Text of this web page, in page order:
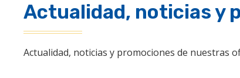
Actualidad, noticias y
Actualidad, noticias y promociones de nuestras